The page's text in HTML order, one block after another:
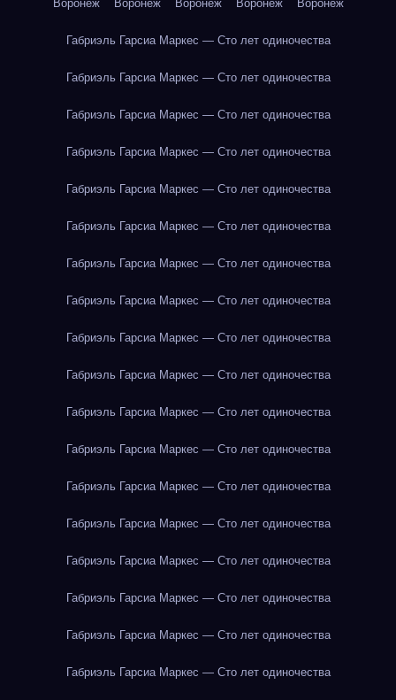
Воронеж Воронеж Воронеж Воронеж Воронеж
Габриэль Гарсиа Маркес — Сто лет одиночества
Габриэль Гарсиа Маркес — Сто лет одиночества
Габриэль Гарсиа Маркес — Сто лет одиночества
Габриэль Гарсиа Маркес — Сто лет одиночества
Габриэль Гарсиа Маркес — Сто лет одиночества
Габриэль Гарсиа Маркес — Сто лет одиночества
Габриэль Гарсиа Маркес — Сто лет одиночества
Габриэль Гарсиа Маркес — Сто лет одиночества
Габриэль Гарсиа Маркес — Сто лет одиночества
Габриэль Гарсиа Маркес — Сто лет одиночества
Габриэль Гарсиа Маркес — Сто лет одиночества
Габриэль Гарсиа Маркес — Сто лет одиночества
Габриэль Гарсиа Маркес — Сто лет одиночества
Габриэль Гарсиа Маркес — Сто лет одиночества
Габриэль Гарсиа Маркес — Сто лет одиночества
Габриэль Гарсиа Маркес — Сто лет одиночества
Габриэль Гарсиа Маркес — Сто лет одиночества
Габриэль Гарсиа Маркес — Сто лет одиночества